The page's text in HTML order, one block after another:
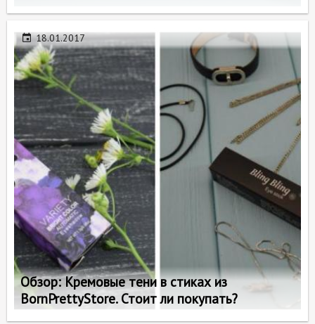
18.01.2017
Обзор: Кремовые тени в стиках из
BornPrettyStore. Стоит ли покупать?